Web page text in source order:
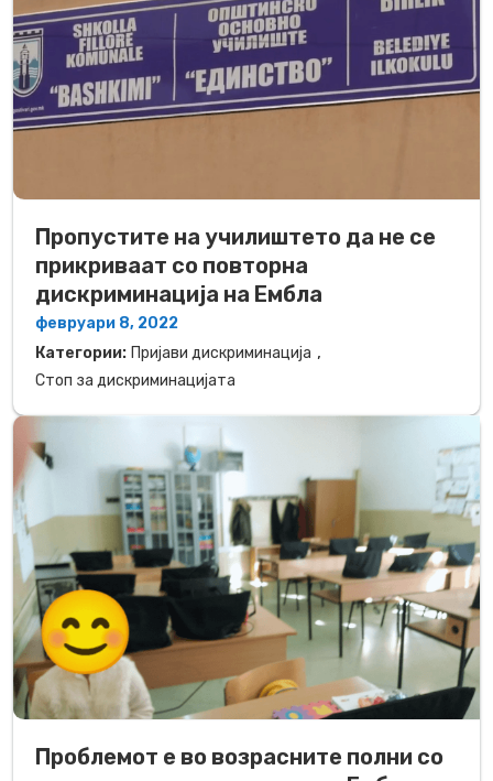
Пропустите на училиштето да не се
прикриваат со повторна
дискриминација на Ембла
февруари 8, 2022
Категории: Пријави дискриминација ,
Стоп за дискриминацијата
Проблемот е во возрасните полни со